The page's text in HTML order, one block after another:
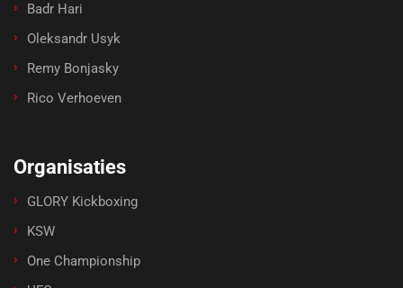
Badr Hari
Oleksandr Usyk
Remy Bonjasky
Rico Verhoeven
Organisaties
GLORY Kickboxing
KSW
One Championship